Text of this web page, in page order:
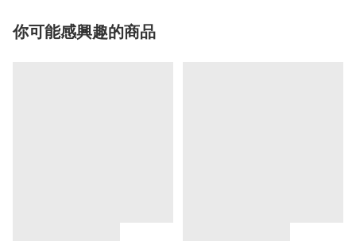
你可能感興趣的商品